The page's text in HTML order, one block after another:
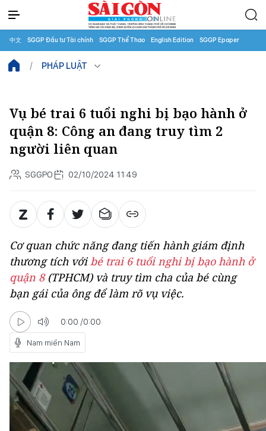
中文 SGGP Đầu tư Tài chính SGGP Thể Thao English Edition SGGP Epaper
PHÁP LUẬT
Vụ bé trai 6 tuổi nghi bị bạo hành ở
quận 8: Công an đang truy tìm 2
người liên quan
SGGPO 02/10/2024 11:49
Cơ quan chức năng đang tiến hành giám định
thương tích vớibé trai 6 tuổi nghi bị bạo hành ở
quận 8(TPHCM) và truy tìm cha của bé cùng
bạn gái của ông để làm rõ vụ việc.
0:00 /0:00
Nam miền Nam